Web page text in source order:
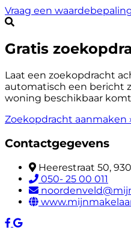
Vraag een
Gratis
Laat een zoekopdracht
automatisch een bericht
woning beschikbaar
Zoekopdracht aanmaken ›
Contactgegevens
Heerestraat 50,
050- 25 00 011